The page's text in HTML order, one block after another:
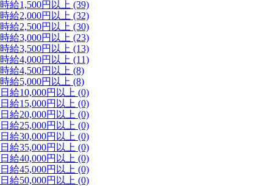
時給1,500円以上 (39)
時給2,000円以上 (32)
時給2,500円以上 (30)
時給3,000円以上 (23)
時給3,500円以上 (13)
時給4,000円以上 (11)
時給4,500円以上 (8)
時給5,000円以上 (8)
日給10,000円以上 (0)
日給15,000円以上 (0)
日給20,000円以上 (0)
日給25,000円以上 (0)
日給30,000円以上 (0)
日給35,000円以上 (0)
日給40,000円以上 (0)
日給45,000円以上 (0)
日給50,000円以上 (0)